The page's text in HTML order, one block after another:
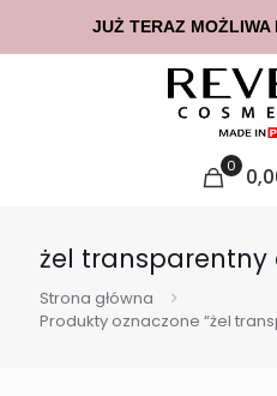
0
żel transparentny
Strona główna
Produkty oznaczone “żel
JUŻ TERAZ